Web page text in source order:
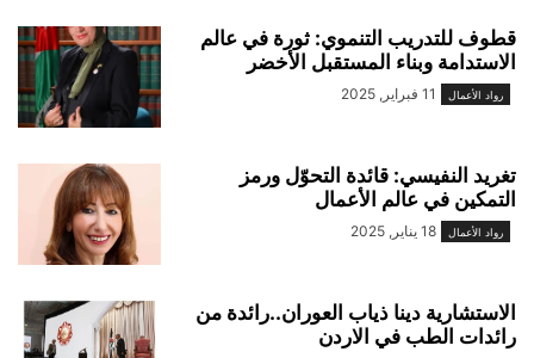
قطوف للتدريب التنموي: ثورة في عالم
الاستدامة وبناء المستقبل الأخضر
رواد الأعمال 11 فبراير, 2025
تغريد النفيسي: قائدة التحوّل ورمز
التمكين في عالم الأعمال
رواد الأعمال 18 يناير, 2025
الاستشارية دينا ذياب العوران..رائدة من
رائدات الطب في الاردن